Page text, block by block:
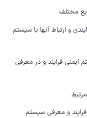
مختلف
و ارتباط آنها با سیستم
فرایند و در معرفی
و معرفی سیستم